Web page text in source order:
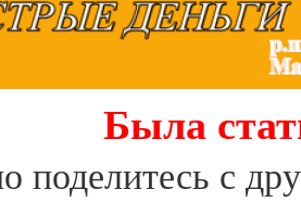
Была
поделитесь с